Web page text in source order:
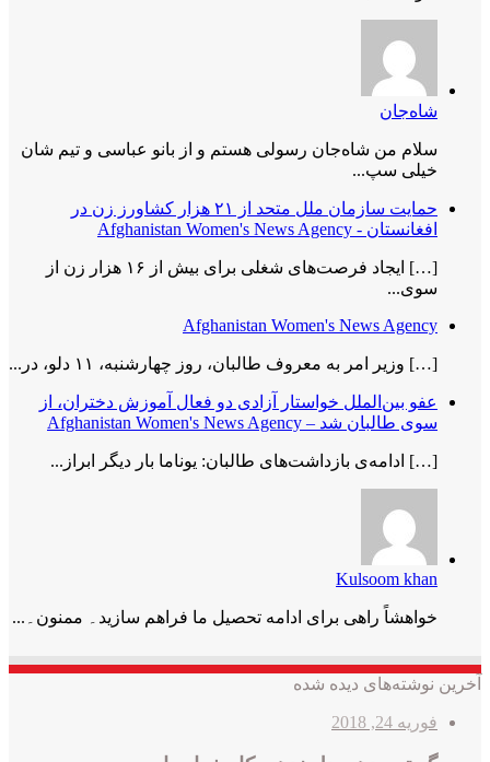
شاه‌جان
سلام من شاه‌جان رسولی هستم و از بانو عباسی و تیم شان
خیلی سپ...
حمایت سازمان ملل متحد از ۲۱ هزار کشاورز زن در
افغانستان - Afghanistan Women's News Agency
[…] ایجاد فرصت‌های شغلی برای بیش از ۱۶ هزار زن از
سوی...
Afghanistan Women's News Agency
[…] وزیر امر به معروف طالبان، روز چهارشنبه، ۱۱ دلو، در...
عفو بین‌الملل خواستار آزادی دو فعال آموزش دختران، از
سوی طالبان شد – Afghanistan Women's News Agency
[…] ادامه‌ی بازداشت‌های طالبان: یوناما بار دیگر ابراز...
Kulsoom khan
خواھشاً راھی برای ادامه تحصیل ما فراھم سازید۔ ممنون۔...
آخرین نوشته‌های دیده شده
فوریه 24, 2018